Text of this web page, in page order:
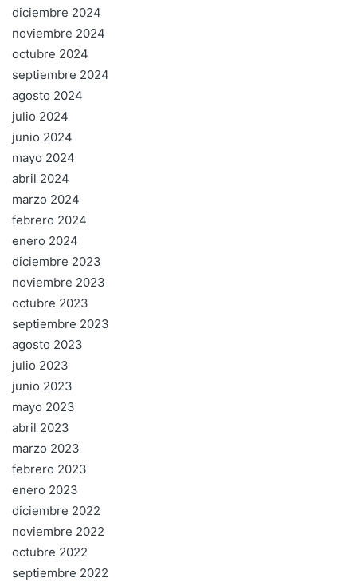
diciembre 2024
noviembre 2024
octubre 2024
septiembre 2024
agosto 2024
julio 2024
junio 2024
mayo 2024
abril 2024
marzo 2024
febrero 2024
enero 2024
diciembre 2023
noviembre 2023
octubre 2023
septiembre 2023
agosto 2023
julio 2023
junio 2023
mayo 2023
abril 2023
marzo 2023
febrero 2023
enero 2023
diciembre 2022
noviembre 2022
octubre 2022
septiembre 2022